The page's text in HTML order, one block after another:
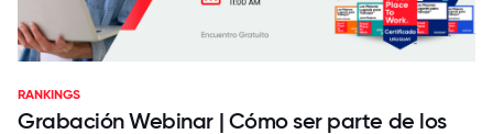
RANKINGS
Grabación Webinar | Cómo ser parte de los